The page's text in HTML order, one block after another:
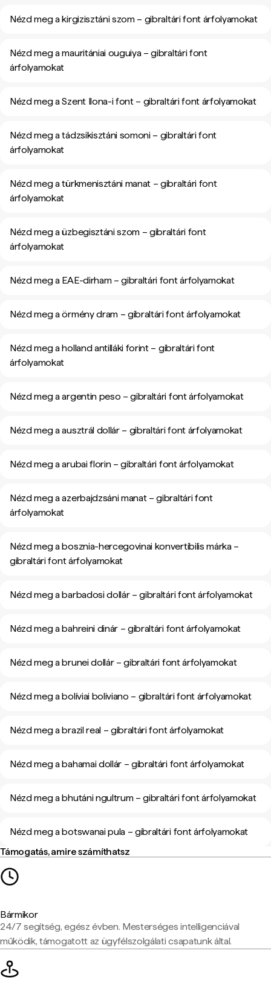
Nézd meg a kirgizisztáni szom – gibraltári font árfolyamokat
Nézd meg a mauritániai ouguiya – gibraltári font
árfolyamokat
Nézd meg a Szent Ilona-i font – gibraltári font árfolyamokat
Nézd meg a tádzsikisztáni somoni – gibraltári font
árfolyamokat
Nézd meg a türkmenisztáni manat – gibraltári font
árfolyamokat
Nézd meg a üzbegisztáni szom – gibraltári font
árfolyamokat
Nézd meg a EAE-dirham – gibraltári font árfolyamokat
Nézd meg a örmény dram – gibraltári font árfolyamokat
Nézd meg a holland antilláki forint – gibraltári font
árfolyamokat
Nézd meg a argentin peso – gibraltári font árfolyamokat
Nézd meg a ausztrál dollár – gibraltári font árfolyamokat
Nézd meg a arubai florin – gibraltári font árfolyamokat
Nézd meg a azerbajdzsáni manat – gibraltári font
árfolyamokat
Nézd meg a bosznia-hercegovinai konvertibilis márka –
gibraltári font árfolyamokat
Nézd meg a barbadosi dollár – gibraltári font árfolyamokat
Nézd meg a bahreini dinár – gibraltári font árfolyamokat
Nézd meg a brunei dollár – gibraltári font árfolyamokat
Nézd meg a bolíviai boliviano – gibraltári font árfolyamokat
Nézd meg a brazil real – gibraltári font árfolyamokat
Nézd meg a bahamai dollár – gibraltári font árfolyamokat
Nézd meg a bhutáni ngultrum – gibraltári font árfolyamokat
Nézd meg a botswanai pula – gibraltári font árfolyamokat
Támogatás, amire számíthatsz
Bármikor
24/7 segítség, egész évben. Mesterséges intelligenciával
működik, támogatott az ügyfélszolgálati csapatunk által.